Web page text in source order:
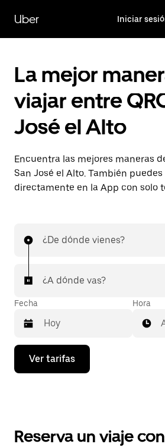
contenido
principal
Uber Iniciar
La mejor
viajar entre
José el Alto
Encuentra las mejores maneras
San José el Alto. También
directamente en la App con solo
¿De dónde vienes?
¿A dónde vas?
Fecha
Presiona
flecha
el
Hora
Ver tarifas
Reserva un viaje con